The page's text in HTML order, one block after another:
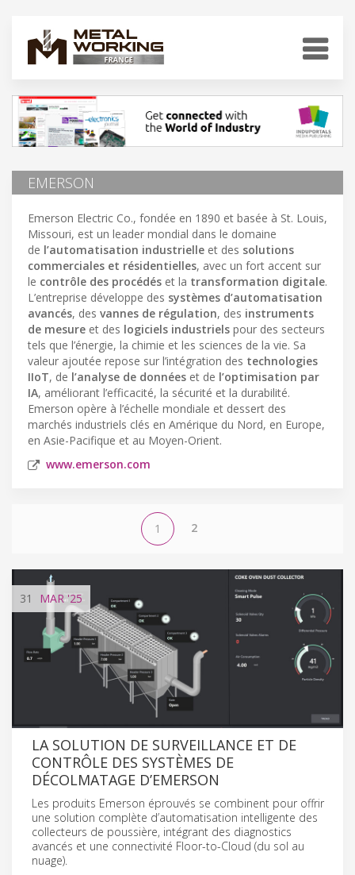
EMERSON
Emerson Electric Co., fondée en 1890 et basée à St. Louis,
Missouri, est un leader mondial dans le domaine
de l’automatisation industrielle et des solutions
commerciales et résidentielles, avec un fort accent sur
le contrôle des procédés et la transformation digitale.
L’entreprise développe des systèmes d’automatisation
avancés, des vannes de régulation, des instruments
de mesure et des logiciels industriels pour des secteurs
tels que l’énergie, la chimie et les sciences de la vie. Sa
valeur ajoutée repose sur l’intégration des technologies
IIoT, de l’analyse de données et de l’optimisation par
IA, améliorant l’efficacité, la sécurité et la durabilité.
Emerson opère à l’échelle mondiale et dessert des
marchés industriels clés en Amérique du Nord, en Europe,
en Asie-Pacifique et au Moyen-Orient.
www.emerson.com
1 2
31 MAR'25
LA SOLUTION DE SURVEILLANCE ET DE
CONTRÔLE DES SYSTÈMES DE
DÉCOLMATAGE D’EMERSON
Les produits Emerson éprouvés se combinent pour offrir
une solution complète d’automatisation intelligente des
collecteurs de poussière, intégrant des diagnostics
avancés et une connectivité Floor-to-Cloud (du sol au
nuage).